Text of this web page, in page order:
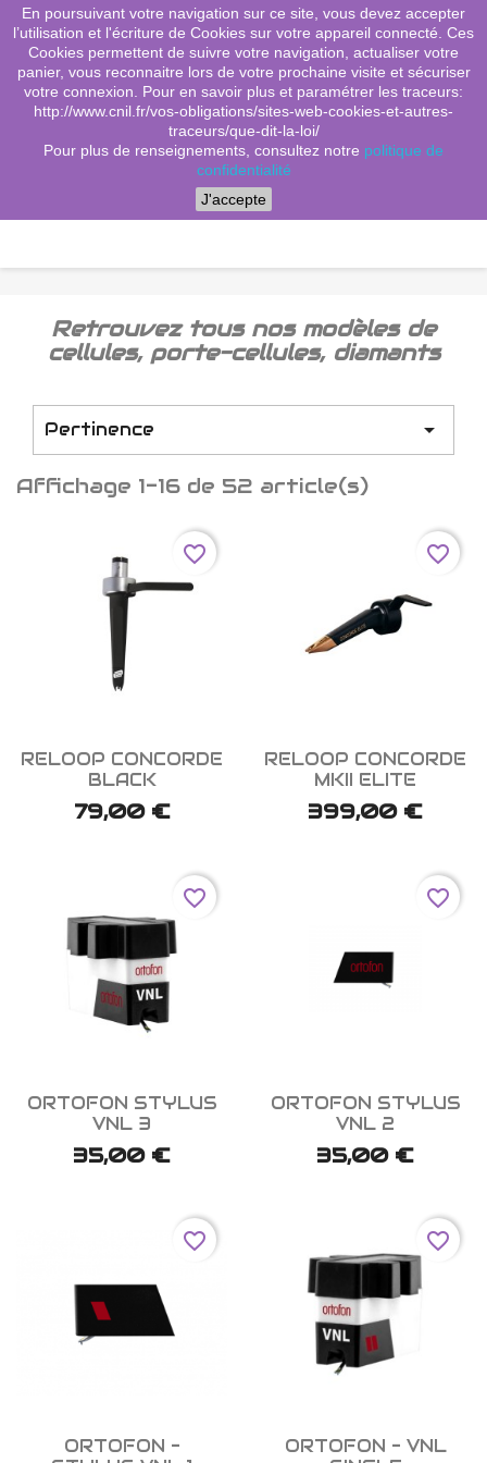
shopping_cart (0)

search
Menu
Retrouvez tous nos modèles de
cellules, porte-cellules, diamants
Pertinence 
Affichage 1-16 de 52 article(s)
Aperçu rapide
RELOOP CONCORDE
BLACK
79,00 €
favorite_border
Aperçu rapide
RELOOP CONCORDE
MKII ELITE
399,00 €
favorite_border
Aperçu rapide
ORTOFON STYLUS
VNL 3
35,00 €
favorite_border
Aperçu rapide
ORTOFON STYLUS
VNL 2
35,00 €
favorite_border
Aperçu rapide
ORTOFON -
favorite_border
Aperçu rapide
ORTOFON - VNL
favorite_border
En poursuivant votre navigation sur ce site, vous devez accepter
l’utilisation et l'écriture de Cookies sur votre appareil connecté. Ces
Cookies permettent de suivre votre navigation, actualiser votre
panier, vous reconnaitre lors de votre prochaine visite et sécuriser
votre connexion. Pour en savoir plus et paramétrer les traceurs:
http://www.cnil.fr/vos-obligations/sites-web-cookies-et-autres-
traceurs/que-dit-la-loi/
Pour plus de renseignements, consultez notre politique de
confidentialité
J'accepte